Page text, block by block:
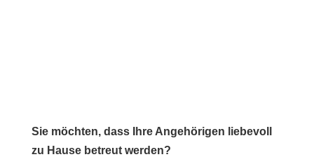
Sie möchten, dass Ihre Angehörigen liebevoll
zu Hause betreut werden?